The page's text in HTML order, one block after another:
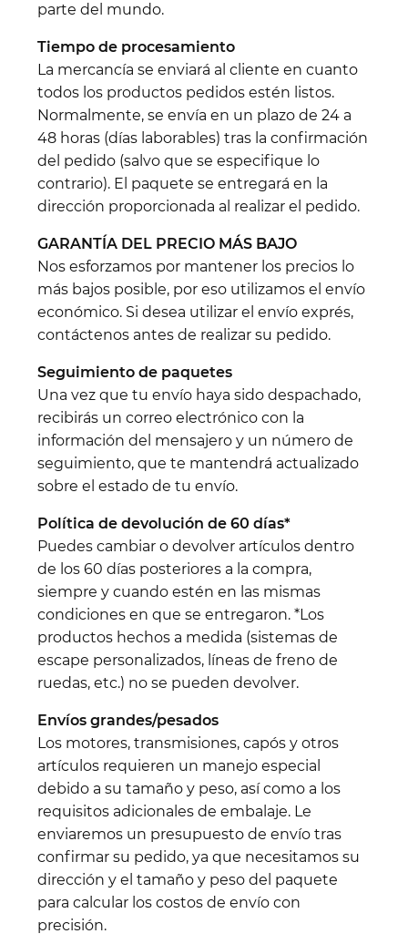
parte del mundo.
Tiempo de procesamiento
La mercancía se enviará al cliente en cuanto
todos los productos pedidos estén listos.
Normalmente, se envía en un plazo de 24 a
48 horas (días laborables) tras la confirmación
del pedido (salvo que se especifique lo
contrario). El paquete se entregará en la
dirección proporcionada al realizar el pedido.
GARANTÍA DEL PRECIO MÁS BAJO
Nos esforzamos por mantener los precios lo
más bajos posible, por eso utilizamos el envío
económico. Si desea utilizar el envío exprés,
contáctenos antes de realizar su pedido.
Seguimiento de paquetes
Una vez que tu envío haya sido despachado,
recibirás un correo electrónico con la
información del mensajero y un número de
seguimiento, que te mantendrá actualizado
sobre el estado de tu envío.
Política de devolución de 60 días*
Puedes cambiar o devolver artículos dentro
de los 60 días posteriores a la compra,
siempre y cuando estén en las mismas
condiciones en que se entregaron. *Los
productos hechos a medida (sistemas de
escape personalizados, líneas de freno de
ruedas, etc.) no se pueden devolver.
Envíos grandes/pesados
Los motores, transmisiones, capós y otros
artículos requieren un manejo especial
debido a su tamaño y peso, así como a los
requisitos adicionales de embalaje. Le
enviaremos un presupuesto de envío tras
confirmar su pedido, ya que necesitamos su
dirección y el tamaño y peso del paquete
para calcular los costos de envío con
precisión.